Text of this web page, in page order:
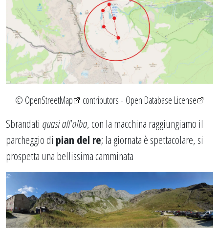
© OpenStreetMap contributors - Open Database License
Sbrandati quasi all'alba, con la macchina raggiungiamo il
parcheggio di pian del re; la giornata è spettacolare, si
prospetta una bellissima camminata